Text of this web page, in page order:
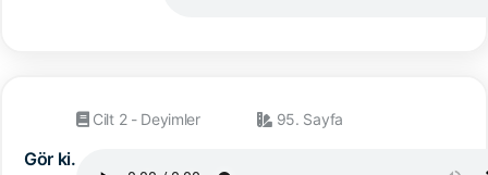
Gör ki.
Cilt 2 - Deyimler 95. Sayfa